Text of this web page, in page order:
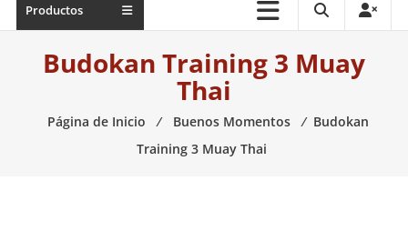
necesario
Productos
Budokan Training 3 Muay
Thai
Página de Inicio ⁄ Buenos Momentos ⁄ Budokan
Training 3 Muay Thai